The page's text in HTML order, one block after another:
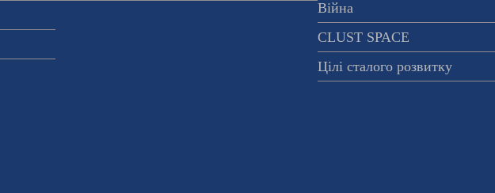
Війна
CLUST SPACE
Цілі сталого розвитку